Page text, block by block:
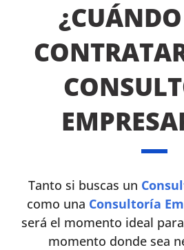
Tanto si buscas un
como una Consultoría
será el momento ideal
momento donde sea